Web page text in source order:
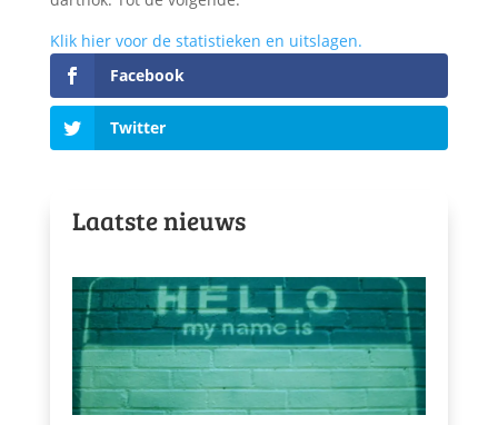
Klik hier voor de statistieken en uitslagen.
Facebook
Twitter
Laatste nieuws